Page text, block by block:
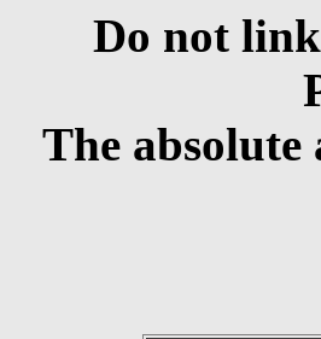
Do not
The absolute